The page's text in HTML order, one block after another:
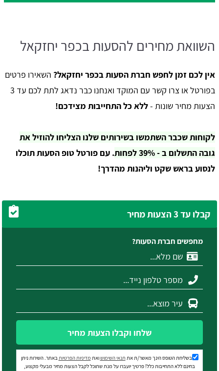
השוואת מחירים להסעות בכפר יחזקאל
אין לכם זמן לחפש חברת הסעות בכפר יחזקאל? השאירו פרטים
בפורטל או צרו קשר עם המוקד ואנחנו כבר נדאג לתת לכם עד 3
הצעות מחיר שונות -ללא כל התחייבות מצידכם!
לקוחות שכבר השתמשו בשירותים שלנו הצליחו להוזיל את
גובה התשלום ב - 39% לפחות
. עם פורטל טופ הסעות תוכלו
לנסוע בראש שקט וליהנות מהדרך!
קבלו עד 3 הצעות מחיר
מחפשים חברת הסעות?
שלחו וקבלו הצעות מחיר
בשליחת הטופס הינך מאשר/ת את תנאי השימושואת מדיניות הפרטיותבאתר. השירות ניתן
בחינם ללא התחייבות כלל! פרטיך יועברו על מנת שתוכל לקבל הצעות מחיר מבעלי מקצוע,